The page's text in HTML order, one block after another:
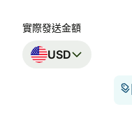
實際發送金額
USD